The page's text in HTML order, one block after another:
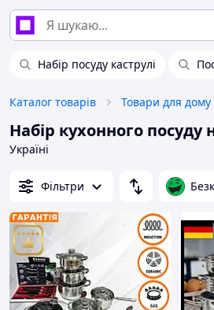
Набір посуду каструлі
Каталог товарів Товари для дому
Набір кухонного посуду
Україні
Фільтри